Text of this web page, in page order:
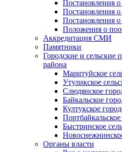
Постановления
Постановления
Постановления
Положения о
Аккредитация СМИ
Памятники
Городские и сельские
района
Маритуйское
Утуликское
Слюдянское
Байкальское
Култукское
Быстринское
Органы власти